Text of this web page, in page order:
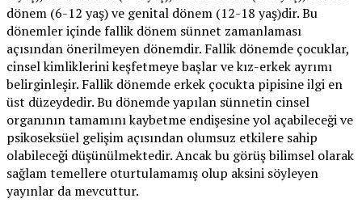
dönem (6-12 yaş) ve genital dönem (12-18 yaş)dir. Bu
dönemler içinde fallik dönem sünnet zamanlaması
açısından önerilmeyen dönemdir. Fallik dönemde çocuklar,
cinsel kimliklerini keşfetmeye başlar ve kız-erkek ayrımı
belirginleşir. Fallik dönemde erkek çocukta pipisine ilgi en
üst düzeydedir. Bu dönemde yapılan sünnetin cinsel
organının tamamını kaybetme endişesine yol açabileceği ve
psikoseksüel gelişim açısından olumsuz etkilere sahip
olabileceği düşünülmektedir. Ancak bu görüş bilimsel olarak
sağlam temellere oturtulamamış olup aksini söyleyen
yayınlar da mevcuttur.